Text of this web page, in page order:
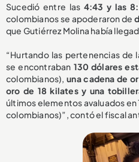
Sucedió entre las 4:43 y las
colombianos se apoderaron de
que Gutiérrez Molina había
“Hurtando las pertenencias de
se encontraban 130 dólares
colombianos),una cadena de
oro de 18 kilates y una
últimos elementos avaluados
colombianos)”, contó el fiscal